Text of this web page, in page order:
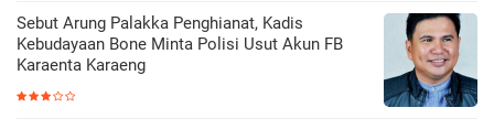
Sebut Arung Palakka Penghianat, Kadis
Kebudayaan Bone Minta Polisi Usut Akun FB
Karaenta Karaeng